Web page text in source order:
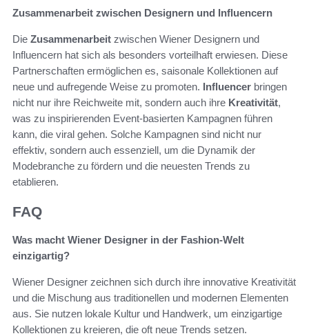
Zusammenarbeit zwischen Designern und Influencern
Die Zusammenarbeit zwischen Wiener Designern und
Influencern hat sich als besonders vorteilhaft erwiesen. Diese
Partnerschaften ermöglichen es, saisonale Kollektionen auf
neue und aufregende Weise zu promoten. Influencer bringen
nicht nur ihre Reichweite mit, sondern auch ihre Kreativität,
was zu inspirierenden Event-basierten Kampagnen führen
kann, die viral gehen. Solche Kampagnen sind nicht nur
effektiv, sondern auch essenziell, um die Dynamik der
Modebranche zu fördern und die neuesten Trends zu
etablieren.
FAQ
Was macht Wiener Designer in der Fashion-Welt
einzigartig?
Wiener Designer zeichnen sich durch ihre innovative Kreativität
und die Mischung aus traditionellen und modernen Elementen
aus. Sie nutzen lokale Kultur und Handwerk, um einzigartige
Kollektionen zu kreieren, die oft neue Trends setzen.